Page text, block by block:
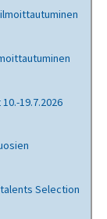
19.7.2026
Selection